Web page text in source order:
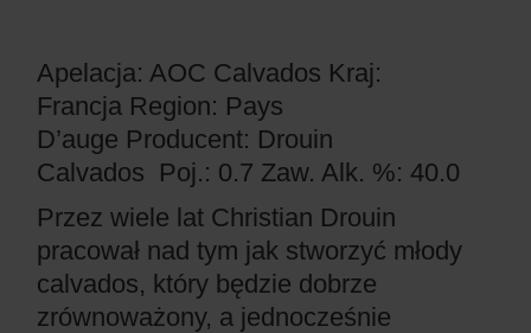
Apelacja: AOC Calvados Kraj:
Francja Region: Pays
D’auge Producent: Drouin
Calvados Poj.: 0.7 Zaw. Alk. %: 40.0
Przez wiele lat Christian Drouin
pracował nad tym jak stworzyć młody
calvados, który będzie dobrze
zrównoważony, a jednocześnie